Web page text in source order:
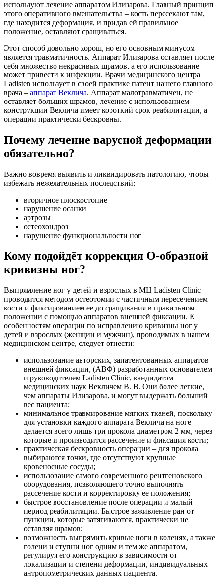
используют лечение аппаратом Илизарова. Главный принцип
этого оперативного вмешательства – кость пересекают там,
где находится деформация, и придав ей правильное
положение, оставляют сращиваться.
Этот способ довольно хорош, но его основным минусом
является травматичность. Аппарат Илизарова оставляет после
себя множество некрасивых шрамов, а его использование
может привести к инфекции. Врачи медицинского центра
Ladisten использует в своей практике патент нашего главного
врача – аппарат Веклича. Аппарат малотравматичен, не
оставляет больших шрамов, лечение с использованием
конструкции Веклича имеет короткий срок реабилитации, а
операции практически бескровны.
Почему лечение варусной деформации
обязательно?
Важно вовремя выявить и ликвидировать патологию, чтобы
избежать нежелательных последствий:
вторичное плоскостопие
нарушение осанки
артрозы
остеохондроз
нарушение функциональности ног
Кому подойдёт коррекция О-образной
кривизны ног?
Выпрямление ног у детей и взрослых в МЦ Ladisten Clinic
проводится методом остеотомии с частичным пересечением
кости и фиксированием ее до сращивания в правильном
положении с помощью аппаратов внешней фиксации. К
особенностям операции по исправлению кривизны ног у
детей и взрослых (женщин и мужчин), проводимых в нашем
медицинском центре, следует отнести:
использование авторских, запатентованных аппаратов
внешней фиксации, (АВФ) разработанных основателем
и руководителем Ladisten Clinic, кандидатом
медицинских наук Векличем В. В. Они более легкие,
чем аппараты Илизарова, и могут выдержать больший
вес пациента;
минимальное травмирование мягких тканей, поскольку
для установки каждого аппарата Веклича на ноге
делается всего лишь три прокола диаметром 2 мм, через
которые и производится рассечение и фиксация кости;
практическая бескровность операции – для прокола
выбираются точки, где отсутствуют крупные
кровеносные сосуды;
использование самого современного рентгеновского
оборудования, позволяющего точно выполнять
рассечение кости и корректировку ее положения;
быстрое восстановление после операции и малый
период реабилитации. Быстрое заживление ран от
пункции, которые затягиваются, практически не
оставляя шрамов;
возможность выпрямить кривые ноги в коленях, а также
голени и ступни ног одним и тем же аппаратом,
регулируя его конструкцию в зависимости от
локализации и степени деформации, индивидуальных
антропометрических данных пациента.